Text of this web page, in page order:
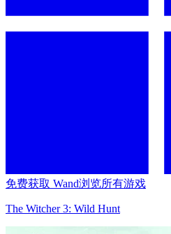
免费获取 Wand浏览所有游戏
The Witcher 3: Wild Hunt